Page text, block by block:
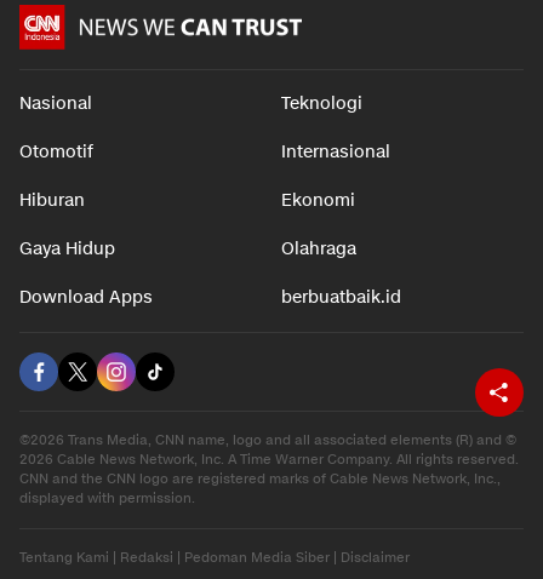
Nasional Teknologi
Otomotif Internasional
Hiburan Ekonomi
Gaya Hidup Olahraga
Download Apps berbuatbaik.id
©2026 Trans Media, CNN name, logo and all associated elements (R) and ©
2026 Cable News Network, Inc. A Time Warner Company. All rights reserved.
CNN and the CNN logo are registered marks of Cable News Network, Inc.,
displayed with permission.
Tentang Kami Redaksi Pedoman Media Siber Disclaimer